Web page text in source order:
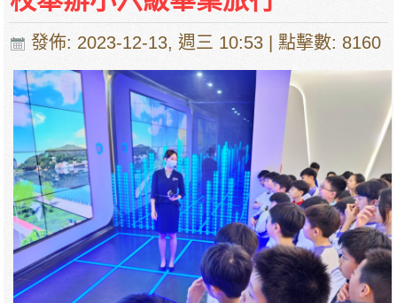
發佈: 2023-12-13, 週三 10:53 | 點擊數: 8160